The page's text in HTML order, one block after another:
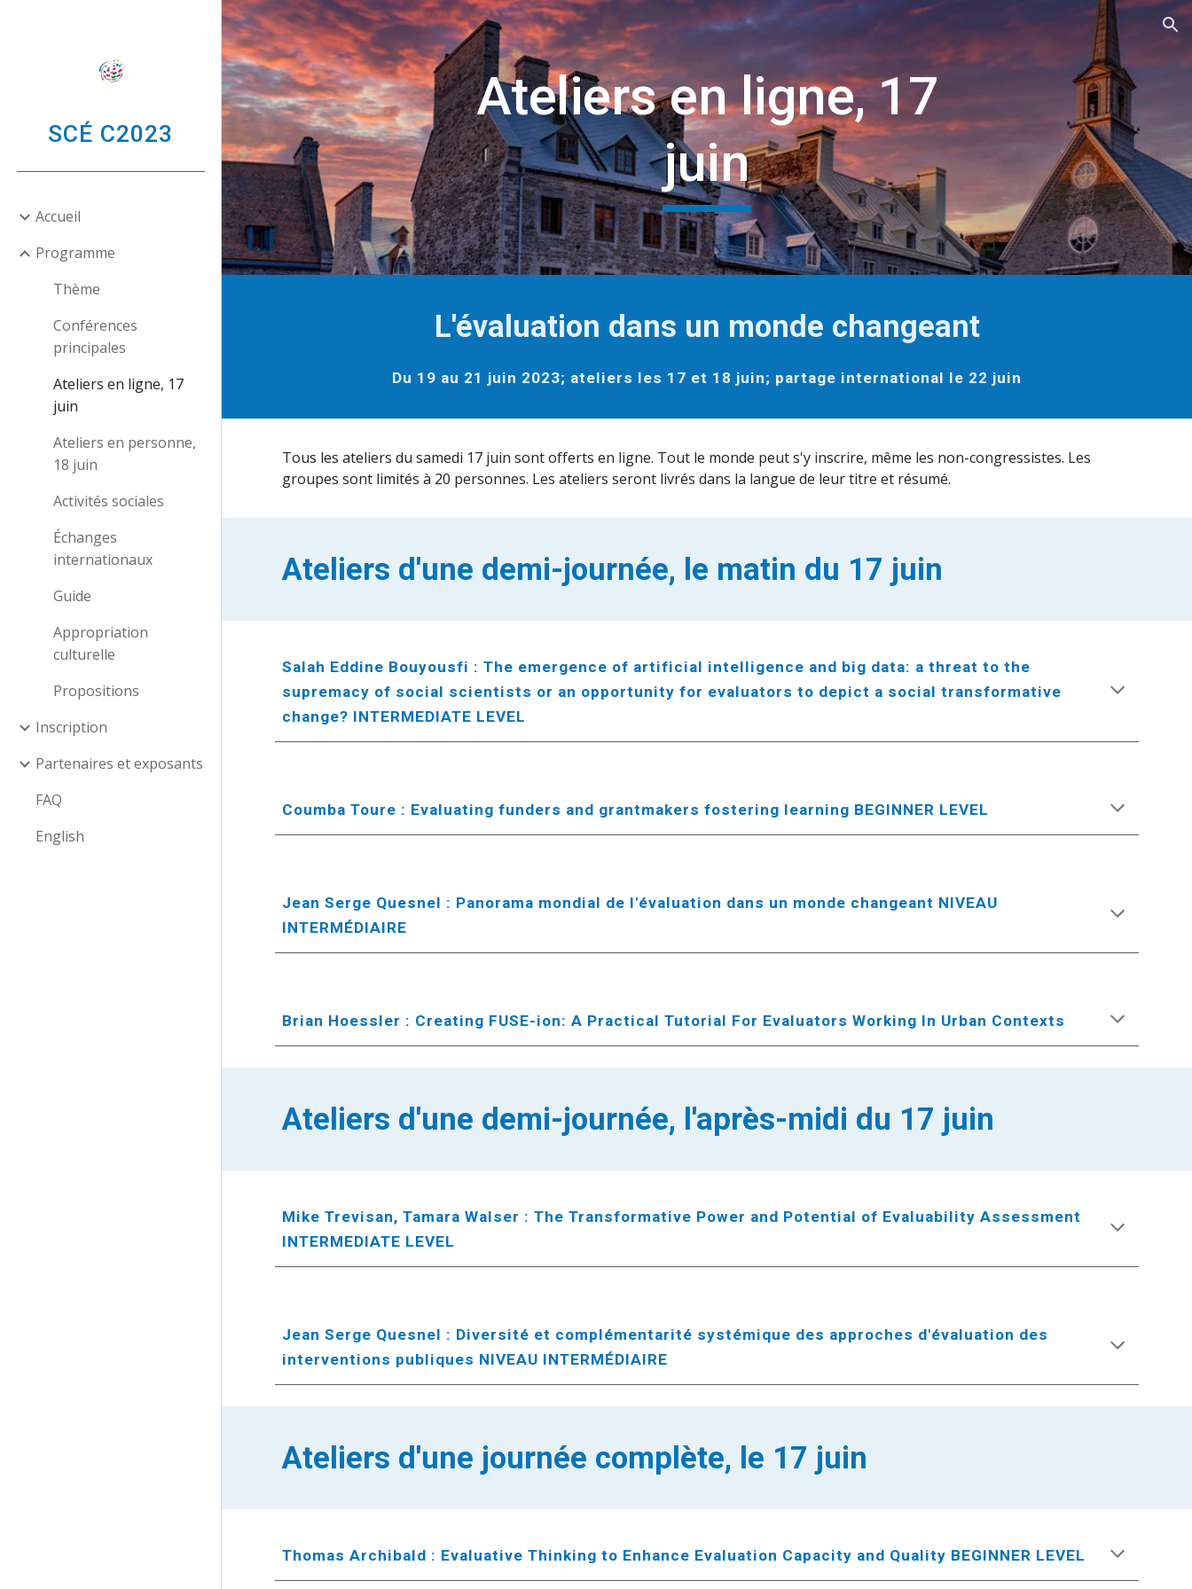
Skip to main content Skip to navigation
SCÉ C2023
Accueil
Programme
Thème
Conférences
principales
Ateliers en ligne, 17
juin
Ateliers en personne,
18 juin
Activités sociales
Échanges
internationaux
Guide
Appropriation
culturelle
Propositions
Inscription
Partenaires et exposants
FAQ
English
Ateliers en ligne, 17
juin
L'évaluation dans un monde changeant
Du 19 au 21 juin 2023; ateliers les 17 et 18 juin; partage international le 22 juin
Tous les ateliers du samedi 17 juin sont offerts en ligne. Tout le monde peut s'y inscrire, même les non-congressistes. Les
groupes sont limités à 20 personnes. Les ateliers seront livrés dans la langue de leur titre et résumé.
Ateliers d'une demi-journée, le matin du 17 juin
Salah Eddine Bouyousfi : The emergence of artificial intelligence and big data: a threat to the
supremacy of social scientists or an opportunity for evaluators to depict a social transformative
change? INTERMEDIATE LEVEL
Coumba Toure : Evaluating funders and grantmakers fostering learning BEGINNER LEVEL
Jean Serge Quesnel : Panorama mondial de l'évaluation dans un monde changeant NIVEAU
INTERMÉDIAIRE
Brian Hoessler : Creating FUSE-ion: A Practical Tutorial For Evaluators Working In Urban Contexts
Ateliers d'une demi-journée, l'après-midi du 17 juin
Mike Trevisan, Tamara Walser : The Transformative Power and Potential of Evaluability Assessment
INTERMEDIATE LEVEL
Jean Serge Quesnel : Diversité et complémentarité systémique des approches d'évaluation des
interventions publiques NIVEAU INTERMÉDIAIRE
Ateliers d'une journée complète, le 17 juin
Thomas Archibald : Evaluative Thinking to Enhance Evaluation Capacity and Quality BEGINNER LEVEL